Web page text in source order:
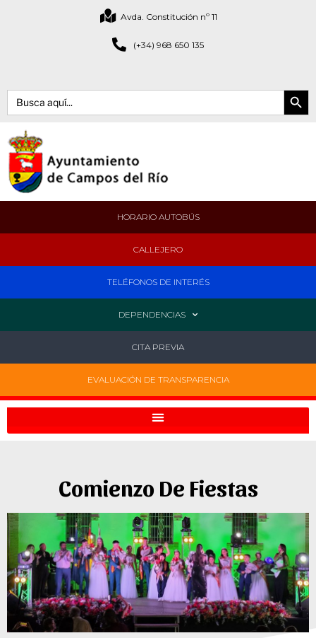
Avda. Constitución nº 11
(+34) 968 650 135
Buscar: Botón de
HORARIO AUTOBÚS
CALLEJERO
TELÉFONOS DE INTERÉS
DEPENDENCIAS
CITA PREVIA
EVALUACIÓN DE TRANSPARENCIA
Comienzo De Fiestas